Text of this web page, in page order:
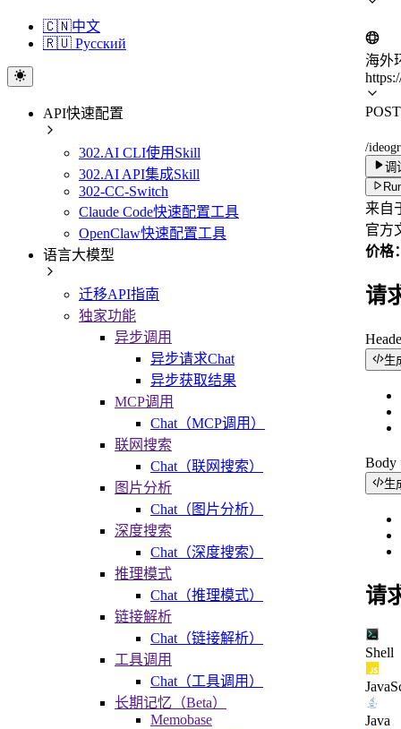
🇨🇳中文
🇷🇺 Русский
API快速配置
302.AI CLI使用Skill
302.AI API集成Skill
302-CC-Switch
Claude Code快速配置工具
OpenClaw快速配置工具
语言大模型
迁移API指南
独家功能
异步调用
异步请求Chat
异步获取结果
MCP调用
Chat（MCP调用）
联网搜索
Chat（联网搜索）
图片分析
Chat（图片分析）
深度搜索
Chat（深度搜索）
推理模式
Chat（推理模式）
链接解析
Chat（链接解析）
工具调用
Chat（工具调用）
长期记忆（Beta）
Memobase
海外
POST
/
调
来自
官方
价格
请
生
Body
生
请
Shell
Java